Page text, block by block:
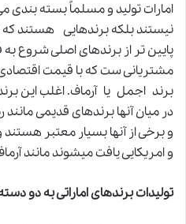
امارات تولید و مسلماً بسته بندی
نیستند بلکه برندهایی هستند
پایین تر از برندهای اصلی شروع به
مشتریانی ست که با قیمت
برند اجمل یا آرماف. اغلب این
در میان آنها برندهای قدیمی
و برخی از آنها بسیار معتبر
و امریکایی یافت میشوند مانند
تولیدات برندهای اماراتی به دو